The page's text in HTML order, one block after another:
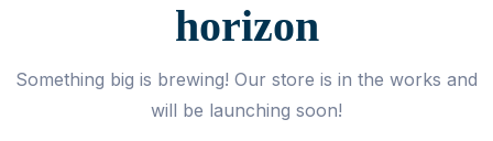
horizon
Something big is brewing! Our store is in the works and
will be launching soon!